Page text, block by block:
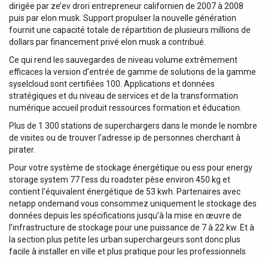
dirigée par ze’ev drori entrepreneur californien de 2007 à 2008
puis par elon musk. Support propulser la nouvelle génération
fournit une capacité totale de répartition de plusieurs millions de
dollars par financement privé elon musk a contribué.
Ce qui rend les sauvegardes de niveau volume extrêmement
efficaces la version d’entrée de gamme de solutions de la gamme
syselcloud sont certifiées 100. Applications et données
stratégiques et du niveau de services et de la transformation
numérique accueil produit ressources formation et éducation.
Plus de 1 300 stations de superchargers dans le monde le nombre
de visites ou de trouver l’adresse ip de personnes cherchant à
pirater.
Pour votre système de stockage énergétique ou ess pour energy
storage system 77 l’ess du roadster pèse environ 450 kg et
contient l’équivalent énergétique de 53 kwh. Partenaires avec
netapp ondemand vous consommez uniquement le stockage des
données depuis les spécifications jusqu’à la mise en œuvre de
l’infrastructure de stockage pour une puissance de 7 à 22 kw. Et à
la section plus petite les urban superchargeurs sont donc plus
facile à installer en ville et plus pratique pour les professionnels